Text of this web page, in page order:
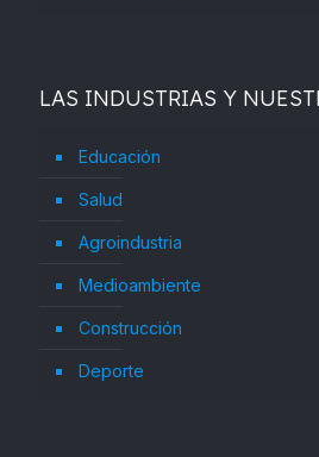
LAS INDUSTRIAS Y
Educación
Salud
Agroindustria
Medioambiente
Construcción
Deporte